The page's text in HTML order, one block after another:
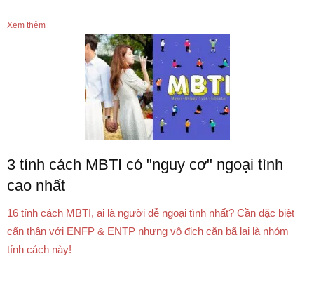
Xem thêm
3 tính cách MBTI có "nguy cơ" ngoại tình
cao nhất
16 tính cách MBTI, ai là người dễ ngoại tình nhất? Cần đặc biệt
cẩn thận với ENFP & ENTP nhưng vô địch cặn bã lại là nhóm
tính cách này!